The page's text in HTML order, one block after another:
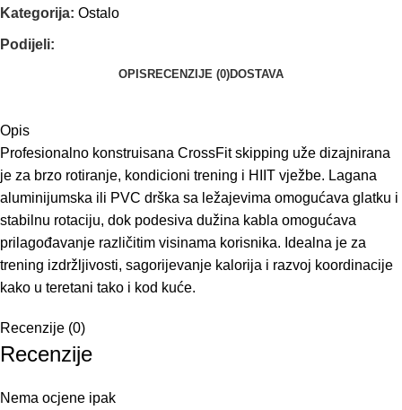
Kategorija: Ostalo
Podijeli:
OPIS RECENZIJE (0)DOSTAVA
Opis
Profesionalno konstruisana CrossFit skipping uže dizajnirana
je za brzo rotiranje, kondicioni trening i HIIT vježbe. Lagana
aluminijumska ili PVC drška sa ležajevima omogućava glatku i
stabilnu rotaciju, dok podesiva dužina kabla omogućava
prilagođavanje različitim visinama korisnika. Idealna je za
trening izdržljivosti, sagorijevanje kalorija i razvoj koordinacije
kako u teretani tako i kod kuće.
Recenzije (0)
Recenzije
Nema ocjene ipak